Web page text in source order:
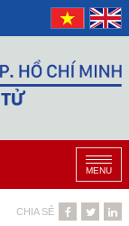
MENU
CHIA SẺ